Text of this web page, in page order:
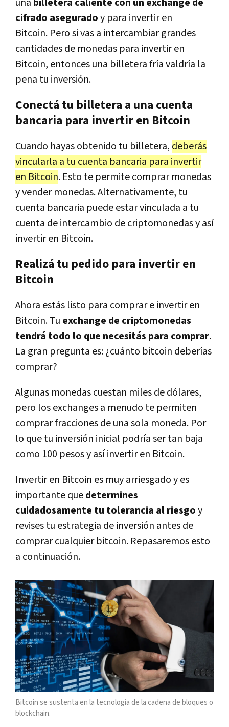
cifrado aseguradoy para invertir en
Bitcoin. Pero si vas a intercambiar grandes
cantidades de monedas para invertir en
Bitcoin, entonces una billetera fría valdría la
pena tu inversión.
Conectá tu billetera a una cuenta
bancaria para invertir en Bitcoin
Cuando hayas obtenido tu billetera, deberás
vincularla a tu cuenta bancaria para invertir
en Bitcoin. Esto te permite comprar monedas
y vender monedas. Alternativamente, tu
cuenta bancaria puede estar vinculada a tu
cuenta de intercambio de criptomonedas y así
invertir en Bitcoin.
Realizá tu pedido para invertir en
Bitcoin
Ahora estás listo para comprar e invertir en
Bitcoin. Tu exchange de criptomonedas
tendrá todo lo que necesitás para comprar.
La gran pregunta es: ¿cuánto bitcoin deberías
comprar?
Algunas monedas cuestan miles de dólares,
pero los exchanges a menudo te permiten
comprar fracciones de una sola moneda. Por
lo que tu inversión inicial podría ser tan baja
como 100 pesos y así invertir en Bitcoin.
Invertir en Bitcoin es muy arriesgado y es
importante quedetermines
cuidadosamente tu tolerancia al riesgoy
revises tu estrategia de inversión antes de
comprar cualquier bitcoin. Repasaremos esto
a continuación.
Bitcoin se sustenta en la tecnología de la cadena de bloques o
blockchain.